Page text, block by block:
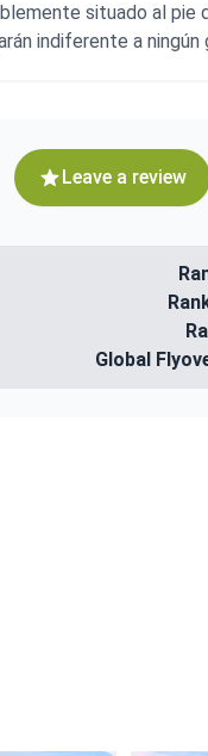
situado al
indiferente a ningún
Leave a review
Global